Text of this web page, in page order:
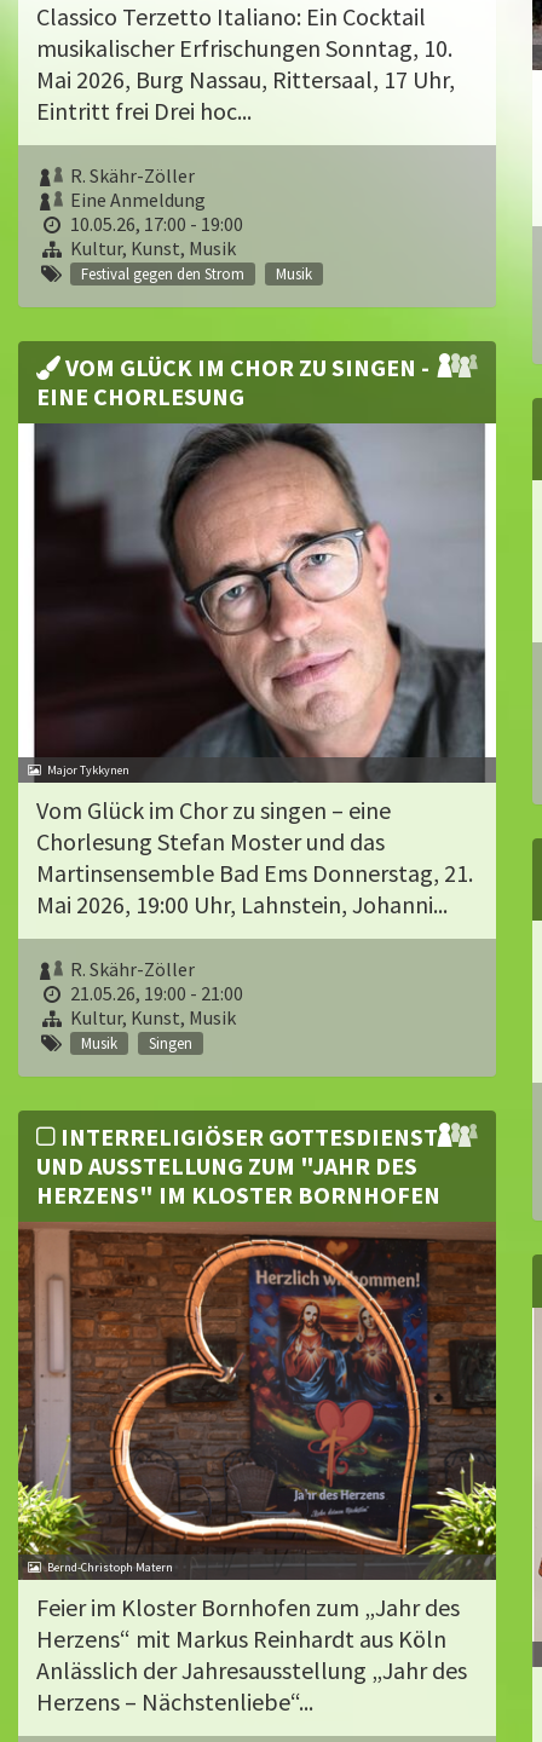
Classico Terzetto Italiano: Ein Cocktail
musikalischer Erfrischungen Sonntag, 10.
Mai 2026, Burg Nassau, Rittersaal, 17 Uhr,
Eintritt frei Drei hoc...
R. Skähr-Zöller
Eine Anmeldung
10.05.26, 17:00 - 19:00
Kultur, Kunst, Musik
Festival gegen den Strom Musik
VOM GLÜCK IM CHOR ZU SINGEN -
EINE CHORLESUNG
Major Tykkynen
Vom Glück im Chor zu singen – eine
Chorlesung Stefan Moster und das
Martinsensemble Bad Ems Donnerstag, 21.
Mai 2026, 19:00 Uhr, Lahnstein, Johanni...
R. Skähr-Zöller
21.05.26, 19:00 - 21:00
Kultur, Kunst, Musik
Musik Singen
INTERRELIGIÖSER GOTTESDIENST
UND AUSSTELLUNG ZUM "JAHR DES
HERZENS" IM KLOSTER BORNHOFEN
Bernd-Christoph Matern
Feier im Kloster Bornhofen zum „Jahr des
Herzens“ mit Markus Reinhardt aus Köln
Anlässlich der Jahresausstellung „Jahr des
Herzens – Nächstenliebe“...